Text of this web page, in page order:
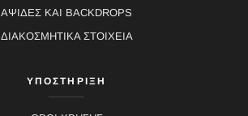
ΑΨΙΔΕΣ ΚΑΙ BACKDROPS
ΔΙΑΚΟΣΜΗΤΙΚΑ ΣΤΟΙΧΕΙΑ
ΥΠΟΣΤΗΡΙΞΗ